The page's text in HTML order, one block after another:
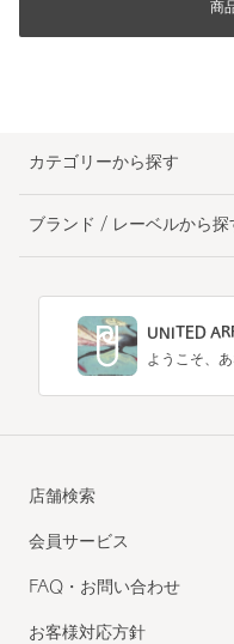
商
カテゴリーから探す
ブランド / レーベルから探
UNITED
ようこそ、
店舗検索
会員サービス
FAQ・お問い合わせ
お客様対応方針